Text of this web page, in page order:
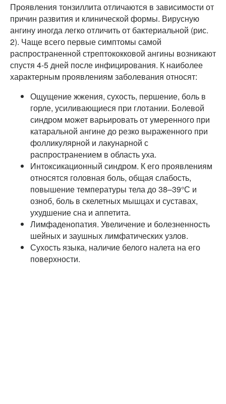
Проявления тонзиллита отличаются в зависимости от
причин развития и клинической формы. Вирусную
ангину иногда легко отличить от бактериальной (рис.
2). Чаще всего первые симптомы самой
распространенной стрептококковой ангины возникают
спустя 4-5 дней после инфицирования. К наиболее
характерным проявлениям заболевания относят:
Ощущение жжения, сухость, першение, боль в
горле, усиливающиеся при глотании. Болевой
синдром может варьировать от умеренного при
катаральной ангине до резко выраженного при
фолликулярной и лакунарной с
распространением в область уха.
Интоксикационный синдром. К его проявлениям
относятся головная боль, общая слабость,
повышение температуры тела до 38–39°С и
озноб, боль в скелетных мышцах и суставах,
ухудшение сна и аппетита.
Лимфаденопатия. Увеличение и болезненность
шейных и заушных лимфатических узлов.
Сухость языка, наличие белого налета на его
поверхности.